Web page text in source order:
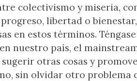
colectivismo y miseria,
libertad o
en estos términos.
nuestro país, el
sugerir otras cosas y
sin olvidar otro problema